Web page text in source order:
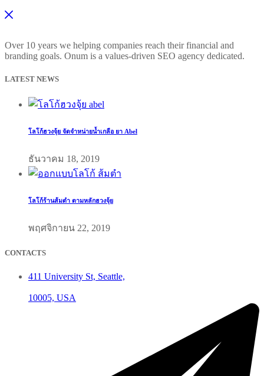
Over 10 years we helping companies reach their financial and
branding goals. Onum is a values-driven SEO agency dedicated.
LATEST NEWS
โลโก้ฮวงจุ้ย จัดจำหน่ายน้ำเกลือ ยา Abel
ธันวาคม 18, 2019
โลโก้ร้านส้มตำ ตามหลักฮวงจุ้ย
พฤศจิกายน 22, 2019
CONTACTS
411 University St, Seattle,
10005, USA